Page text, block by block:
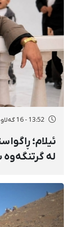
13:52 - 16 گەلاوێژ 2726
ئیلام؛